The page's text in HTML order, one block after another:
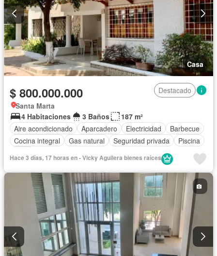
Casa
$ 800.000.000
Destacado
Santa Marta
4 Habitaciones
3 Baños
187 m²
Aire acondicionado
Aparcadero Electricidad
Barbecue
Cocina integral
Gas natural Seguridad privada
Piscina
Hace 3 días, 17 horas en - Vicky Aguilera bienes raíces